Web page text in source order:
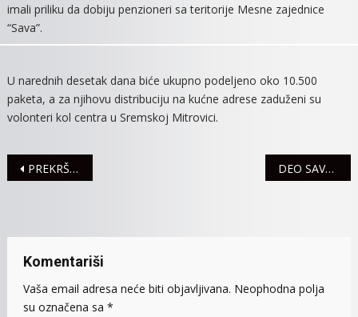
ADRESE
imali priliku da dobiju penzioneri sa teritorije Mesne zajednice
“Sava”.
U narednih desetak dana biće ukupno podeljeno oko 10.500
paketa, a za njihovu distribuciju na kućne adrese zaduženi su
volonteri kol centra u Sremskoj Mitrovici.
Navigacija
PREKRŠAJI ZABRANE KRETANjA DEO SAVSKE ULICE U KUZMINU 10. APRILA BEZ STRUJE
Komentariši
Vaša email adresa neće biti objavljivana. Neophodna polja
su označena sa *